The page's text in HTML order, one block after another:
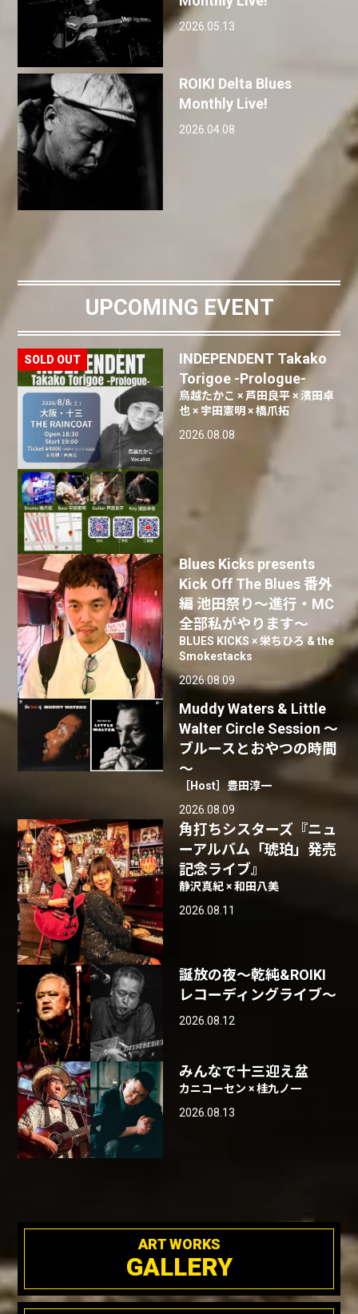
2026.05.13
ROIKI Delta Blues
Monthly Live!
2026.04.08
UPCOMING EVENT
INDEPENDENT Takako
Torigoe -Prologue-
鳥越たかこ × 芦田良平 × 濱田卓
也 × 宇田憲明 × 橋爪拓
2026.08.08
Blues Kicks presents
Kick Off The Blues 番外
編 池田祭り〜進行・MC
全部私がやります〜
BLUES KICKS × 栄ちひろ & the
Smokestacks
2026.08.09
Muddy Waters & Little
Walter Circle Session ～
ブルースとおやつの時間
～
［Host］豊田淳一
2026.08.09
角打ちシスターズ『ニュ
ーアルバム「琥珀」発売
記念ライブ』
静沢真紀 × 和田八美
2026.08.11
誕放の夜〜乾純&ROIKI
レコーディングライブ〜
2026.08.12
みんなで十三迎え盆
カニコーセン × 桂九ノ一
2026.08.13
ART WORKS
GALLERY